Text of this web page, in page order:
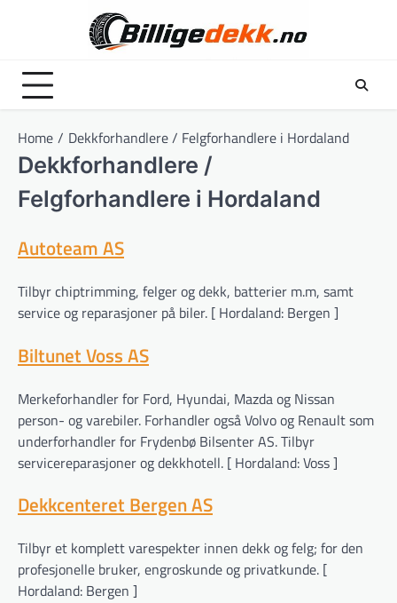
Home Dekkforhandlere / Felgforhandlere i Hordaland
Dekkforhandlere /
Felgforhandlere i Hordaland
Autoteam AS
Tilbyr chiptrimming, felger og dekk, batterier m.m, samt
service og reparasjoner på biler. [ Hordaland: Bergen ]
Biltunet Voss AS
Merkeforhandler for Ford, Hyundai, Mazda og Nissan
person- og varebiler. Forhandler også Volvo og Renault som
underforhandler for Frydenbø Bilsenter AS. Tilbyr
servicereparasjoner og dekkhotell. [ Hordaland: Voss ]
Dekkcenteret Bergen AS
Tilbyr et komplett varespekter innen dekk og felg; for den
profesjonelle bruker, engroskunde og privatkunde. [
Hordaland: Bergen ]